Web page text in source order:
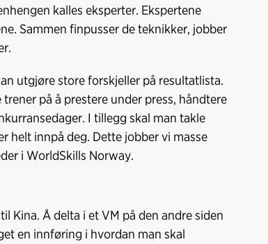
kalles eksperter. Ekspertene
Sammen finpusser de teknikker, jobber
utgjøre store forskjeller på resultatlista.
på å prestere under press, håndtere
I tillegg skal man takle
helt innpå deg. Dette jobber vi masse
i WorldSkills Norway.
Kina. Å delta i et VM på den andre siden
en innføring i hvordan man skal